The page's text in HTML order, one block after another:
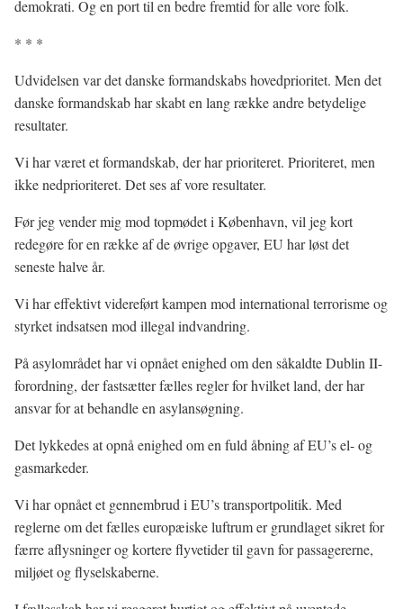
demokrati. Og en port til en bedre fremtid for alle vore folk.
* * *
Udvidelsen var det danske formandskabs hovedprioritet. Men det
danske formandskab har skabt en lang række andre betydelige
resultater.
Vi har været et formandskab, der har prioriteret. Prioriteret, men
ikke nedprioriteret. Det ses af vore resultater.
Før jeg vender mig mod topmødet i København, vil jeg kort
redegøre for en række af de øvrige opgaver, EU har løst det
seneste halve år.
Vi har effektivt videreført kampen mod international terrorisme og
styrket indsatsen mod illegal indvandring.
På asylområdet har vi opnået enighed om den såkaldte Dublin II-
forordning, der fastsætter fælles regler for hvilket land, der har
ansvar for at behandle en asylansøgning.
Det lykkedes at opnå enighed om en fuld åbning af EU’s el- og
gasmarkeder.
Vi har opnået et gennembrud i EU’s transportpolitik. Med
reglerne om det fælles europæiske luftrum er grundlaget sikret for
færre aflysninger og kortere flyvetider til gavn for passagererne,
miljøet og flyselskaberne.